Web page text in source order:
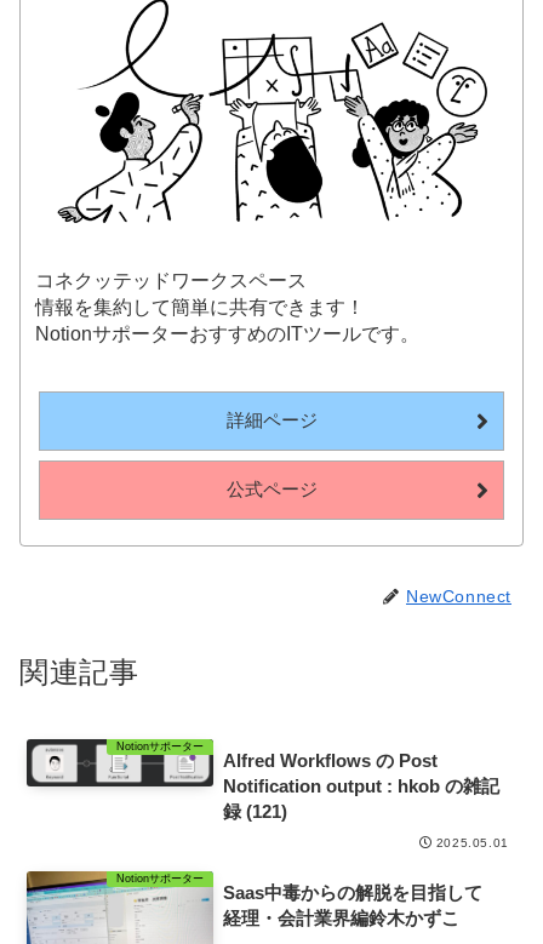
コネクッテッドワークスペース
情報を集約して簡単に共有できます！
NotionサポーターおすすめのITツールです。
詳細ページ
公式ページ
NewConnect
関連記事
Notionサポーター
Alfred Workflows の Post
Notification output : hkob の雑記
録 (121)
2025.05.01
Notionサポーター
Saas中毒からの解脱を目指して
経理・会計業界編鈴木かずこ